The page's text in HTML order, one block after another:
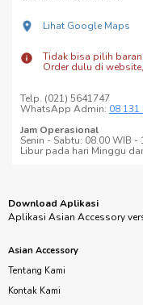
Lihat Google Maps
Tidak bisa pilih
Order dulu di
Telp. (021) 5641747
WhatsApp Admin: 08 131
Jam Operasional
Senin - Sabtu: 08.00 WIB -
Libur pada hari Minggu
Download Aplikasi
Aplikasi Asian Accessory
Asian Accessory
Tentang Kami
Kontak Kami